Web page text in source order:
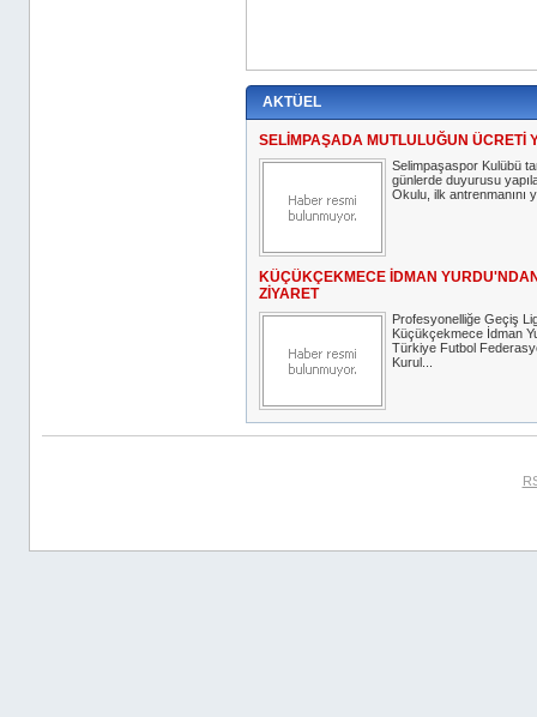
AKTÜEL
SELİMPAŞADA MUTLULUĞUN ÜCRETİ
Selimpaşaspor Kulübü
günlerde duyurusu
Okulu, ilk antrenmanını
KÜÇÜKÇEKMECE İDMAN
ZİYARET
Profesyonelliğe Geçiş
Küçükçekmece İdman
Türkiye Futbol
Kurul...